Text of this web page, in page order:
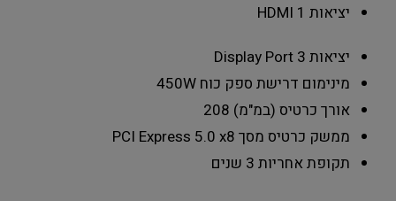
יציאות HDMI 1
יציאות Display Port 3
מינימום דרישת ספק כוח450W
אורך כרטיס (במ"מ) 208
ממשק כרטיס מסך PCI Express 5.0 x8
תקופת אחריות 3 שנים